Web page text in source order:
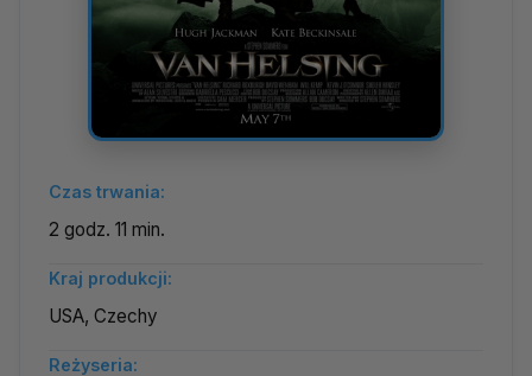
Czas trwania:
2 godz. 11 min.
Kraj produkcji:
USA, Czechy
Reżyseria: